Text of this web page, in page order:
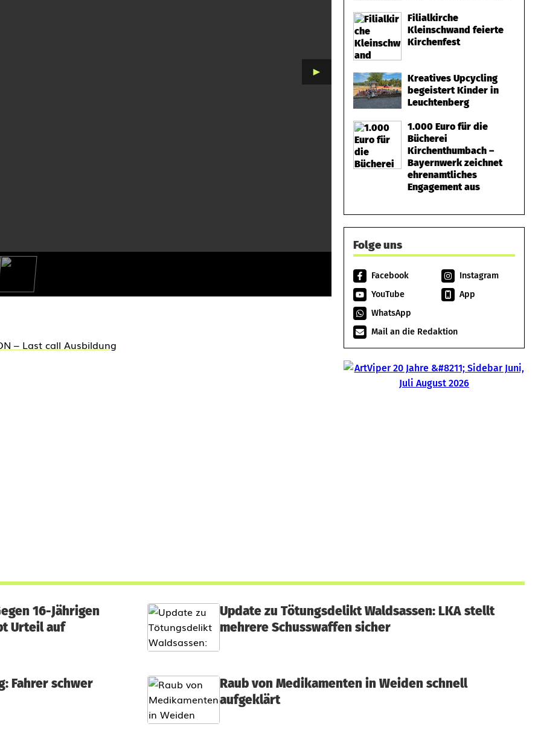
►
Filialkirche
Kleinschwand feierte
Kirchenfest
Kreatives Upcycling
begeistert Kinder in
Leuchtenberg
1.000 Euro für die
Bücherei
Kirchenthumbach –
Bayernwerk zeichnet
ehrenamtliches
Engagement aus
Folge uns
Facebook
Instagram
YouTube
App
WhatsApp
Mail an die Redaktion
16-Jährigen
Urteil auf
Update zu Tötungsdelikt Waldsassen: LKA stellt
mehrere Schusswaffen sicher
Fahrer schwer
Raub von Medikamenten in Weiden schnell
aufgeklärt